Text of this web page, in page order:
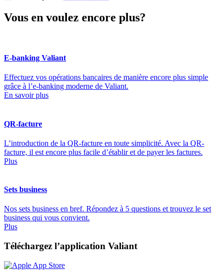
Vous en voulez encore plus?
E-banking Valiant
Effectuez vos opérations bancaires de manière encore plus simple
grâce à l’e-banking moderne de Valiant.
En savoir plus
QR-facture
L’introduction de la QR-facture en toute simplicité. Avec la QR-
facture, il est encore plus facile d’établir et de payer les factures.
Plus
Sets business
Nos sets business en bref. Répondez à 5 questions et trouvez le set
business qui vous convient.
Plus
Téléchargez l’application Valiant